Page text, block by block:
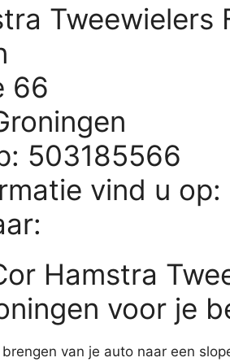
Tweewielers
66
503185566
vind u op:
Hamstra
voor je
van je auto naar een